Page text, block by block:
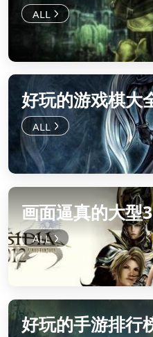
好玩的游戏棋大
画面逼真的大型
好玩的手游排行